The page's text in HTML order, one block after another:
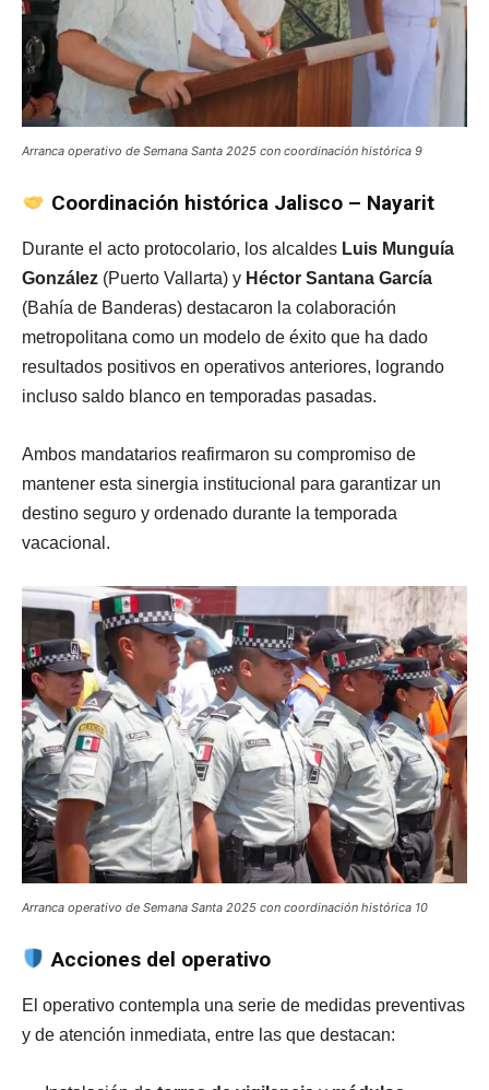
Arranca operativo de Semana Santa 2025 con coordinación histórica 9
Coordinación histórica Jalisco – Nayarit
Durante el acto protocolario, los alcaldes Luis Munguía
González (Puerto Vallarta) y Héctor Santana García
(Bahía de Banderas) destacaron la colaboración
metropolitana como un modelo de éxito que ha dado
resultados positivos en operativos anteriores, logrando
incluso saldo blanco en temporadas pasadas.
Ambos mandatarios reafirmaron su compromiso de
mantener esta sinergia institucional para garantizar un
destino seguro y ordenado durante la temporada
vacacional.
Arranca operativo de Semana Santa 2025 con coordinación histórica 10
Acciones del operativo
El operativo contempla una serie de medidas preventivas
y de atención inmediata, entre las que destacan: